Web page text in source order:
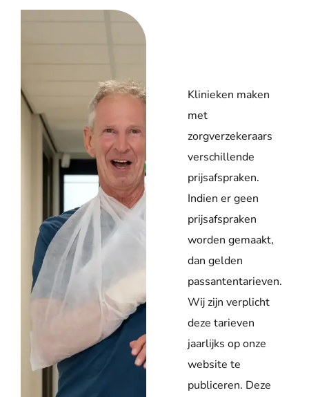
Klinieken maken
met
zorgverzekeraars
verschillende
prijsafspraken.
Indien er geen
prijsafspraken
worden gemaakt,
dan gelden
passantentarieven.
Wij zijn verplicht
deze tarieven
jaarlijks op onze
website te
publiceren. Deze